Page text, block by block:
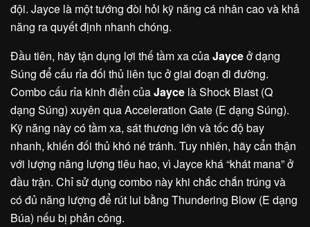
đội. Jayce là một tướng đòi hỏi kỹ năng cá nhân cao và khả
năng ra quyết định nhanh chóng.
Đầu tiên, hãy tận dụng lợi thế tầm xa củaJayceở dạng
Súng để cấu rỉa đối thủ liên tục ở giai đoạn đi đường.
Combo cấu rỉa kinh điển củaJayce là Shock Blast (Q
dạng Súng) xuyên qua Acceleration Gate (E dạng Súng).
Kỹ năng này có tầm xa, sát thương lớn và tốc độ bay
nhanh, khiến đối thủ khó né tránh. Tuy nhiên, hãy cẩn thận
với lượng năng lượng tiêu hao, vì Jayce khá “khát mana” ở
đầu trận. Chỉ sử dụng combo này khi chắc chắn trúng và
có đủ năng lượng để rút lui bằng Thundering Blow (E dạng
Búa) nếu bị phản công.